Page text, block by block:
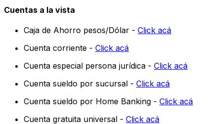
Cuentas a la vista
Caja de Ahorro pesos/Dólar - Click acá
Cuenta corriente - Click acá
Cuenta especial persona jurídica - Click acá
Cuenta sueldo por sucursal - Click acá
Cuenta sueldo por Home Banking - Click acá
Cuenta gratuita universal - Click acá